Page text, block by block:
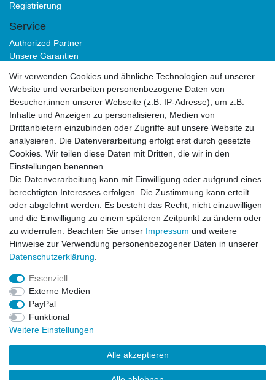
Registrierung
Service
Authorized Partner
Unsere Garantien
B2B
Impressum Daten­schutz­erklärung AGB
Widerrufs­recht Vertrag widerrufen Kontakt
Widerrufs­recht
Wir verwenden Cookies und ähnliche Technologien auf unserer
Website und verarbeiten personenbezogene Daten von
Besucher:innen unserer Webseite (z.B. IP-Adresse), um z.B.
Inhalte und Anzeigen zu personalisieren, Medien von
Drittanbietern einzubinden oder Zugriffe auf unsere Website zu
analysieren. Die Datenverarbeitung erfolgt erst durch gesetzte
Cookies. Wir teilen diese Daten mit Dritten, die wir in den
Einstellungen benennen.
Die Datenverarbeitung kann mit Einwilligung oder aufgrund eines
berechtigten Interesses erfolgen. Die Zustimmung kann erteilt
oder abgelehnt werden. Es besteht das Recht, nicht einzuwilligen
und die Einwilligung zu einem späteren Zeitpunkt zu ändern oder
zu widerrufen. Beachten Sie unser Impressum und weitere
Hinweise zur Verwendung personenbezogener Daten in unserer
Daten­schutz­erklärung
Essenziell
Externe Medien
PayPal
Funktional
Weitere Einstellungen
Alle akzeptieren